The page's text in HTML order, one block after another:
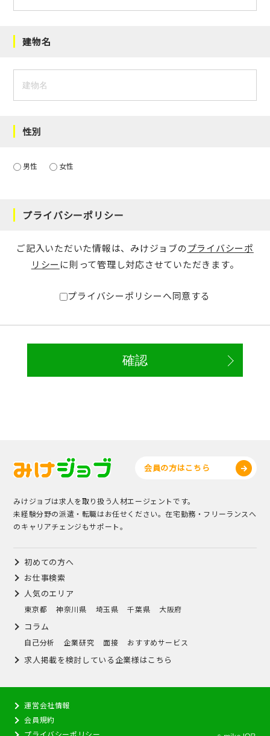
建物名
性別
男性 女性
プライバシーポリシー
ご記入いただいた情報は、みけジョブのプライバシーポ
リシー に則って管理し対応させていただきます。
プライバシーポリシーへ同意する
会員の方はこちら
みけジョブは求人を取り扱う人材エージェントです。
未経験分野の派遣・転職はお任せください。在宅勤務・フリーランスへ
のキャリアチェンジもサポート。
初めての方へ
お仕事検索
人気のエリア
東京都 神奈川県 埼玉県 千葉県 大阪府
コラム
自己分析 企業研究 面接 おすすめサービス
求人掲載を検討している企業様はこちら
運営会社情報
会員規約
プライバシーポリシー